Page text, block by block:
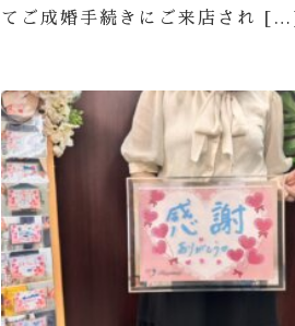
てご成婚手続きにご来店され […]